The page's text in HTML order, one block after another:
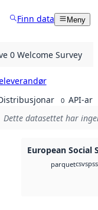
Finn data Meny
0 Welcome Survey
0 API-ar
Dette datasettet har
European Social
parquetcsv